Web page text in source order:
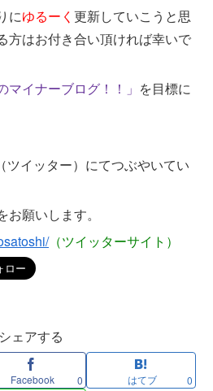
にゆるーく 更新していこうと思
方はお付き合い頂ければ幸いで
イナーブログ！！」 を目標に
ツイッター）にてつぶやいてい
願いします。
（ツイッターサイト）
シェアする
Facebook 0 はてブ 0